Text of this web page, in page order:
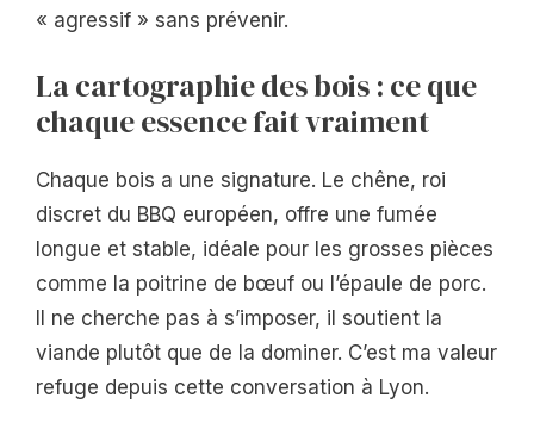
« agressif » sans prévenir.
La cartographie des bois : ce que
chaque essence fait vraiment
Chaque bois a une signature. Le chêne, roi
discret du BBQ européen, offre une fumée
longue et stable, idéale pour les grosses pièces
comme la poitrine de bœuf ou l’épaule de porc.
Il ne cherche pas à s’imposer, il soutient la
viande plutôt que de la dominer. C’est ma valeur
refuge depuis cette conversation à Lyon.